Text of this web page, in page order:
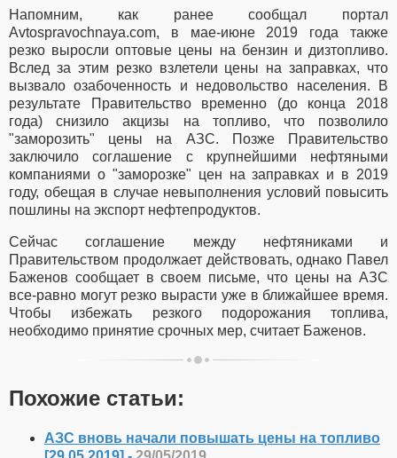
Напомним, как ранее сообщал портал
Avtospravochnaya.com, в мае-июне 2019 года также
резко выросли оптовые цены на бензин и дизтопливо.
Вслед за этим резко взлетели цены на заправках, что
вызвало озабоченность и недовольство населения. В
результате Правительство временно (до конца 2018
года) снизило акцизы на топливо, что позволило
"заморозить" цены на АЗС. Позже Правительство
заключило соглашение с крупнейшими нефтяными
компаниями о "заморозке" цен на заправках и в 2019
году, обещая в случае невыполнения условий повысить
пошлины на экспорт нефтепродуктов.
Сейчас соглашение между нефтяниками и
Правительством продолжает действовать, однако Павел
Баженов сообщает в своем письме, что цены на АЗС
все-равно могут резко вырасти уже в ближайшее время.
Чтобы избежать резкого подорожания топлива,
необходимо принятие срочных мер, считает Баженов.
Похожие статьи:
АЗС вновь начали повышать цены на топливо